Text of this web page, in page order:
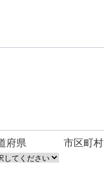
府県 市区町村